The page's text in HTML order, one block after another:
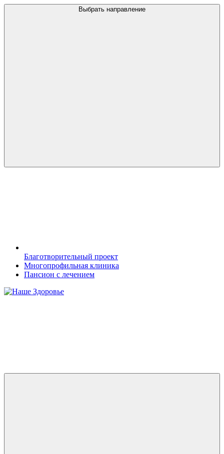
Выбрать направление
Благотворительный проект
Многопрофильная клиника
Пансион с лечением